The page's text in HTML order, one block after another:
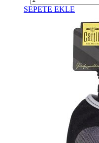
SEPETE EKLE